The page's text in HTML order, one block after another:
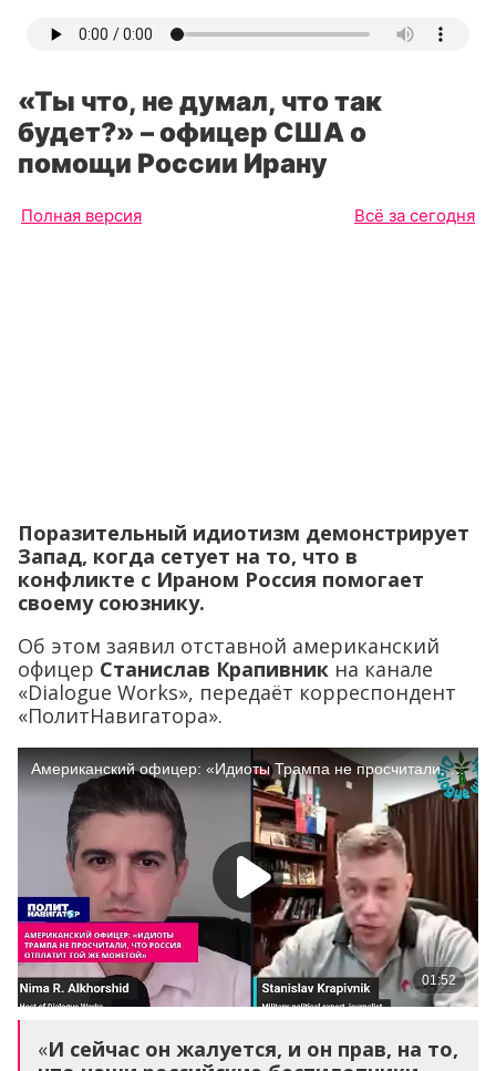
«Ты что, не думал, что так
будет?» – офицер США о
помощи России Ирану
Полная версия Всё за сегодня
Поразительный идиотизм демонстрирует
Запад, когда сетует на то, что в
конфликте с Ираном Россия помогает
своему союзнику.
Об этом заявил отставной американский
офицер Станислав Крапивник на канале
«Dialogue Works», передаёт корреспондент
«ПолитНавигатора».
«И сейчас он жалуется, и он прав, на то,